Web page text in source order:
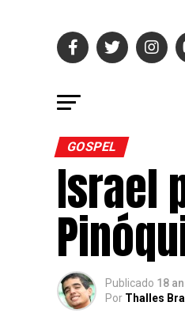
GOSPEL
Israel
Publicado 18
Por Thalles